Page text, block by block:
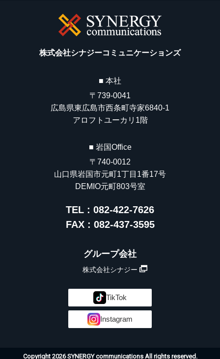
株式会社シナジーコミュニケーションズ
■ 本社
〒739-0041
広島県東広島市西条町寺家6840-1
アロフトユーカリ1階
■ 岩国Office
〒740-0012
山口県岩国市元町1丁目1番17号
DEMIO元町803号室
TEL : 082-422-7626
FAX : 082-437-3595
グループ会社
株式会社シナジー
TikTok
Instagram
Copyright 2026 SYNERGY communications All rights reserved.